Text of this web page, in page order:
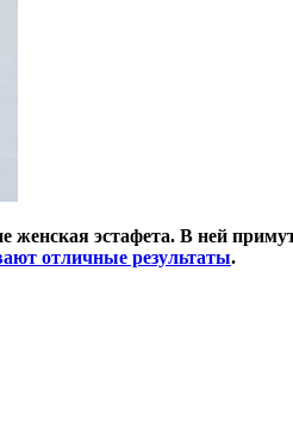
женская эстафета. В ней
отличные результаты.